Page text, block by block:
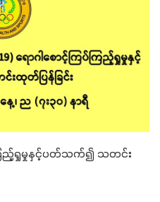
ကြည့်ရှုမှုနှင့်ပတ်သက်၍ သတင်း